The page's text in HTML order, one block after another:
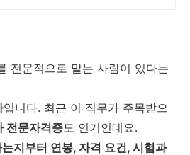
전문적으로 맡는 사람이 있다는
입니다. 최근 이 직무가 주목받으
전문자격증도 인기인데요.
지부터 연봉, 자격 요건, 시험과